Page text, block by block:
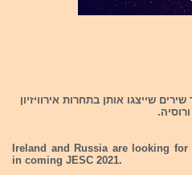
שייצגו אותן בתחרות אירוויזיון
Ireland and Russia are looking
in coming JESC 2021.